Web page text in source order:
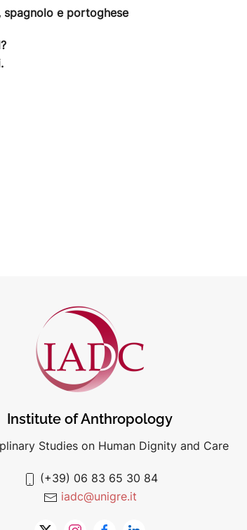
spagnolo e portoghese
Institute of Anthropology
Studies on Human Dignity and Care
(+39) 06 83 65 30 84
iadc@unigre.it